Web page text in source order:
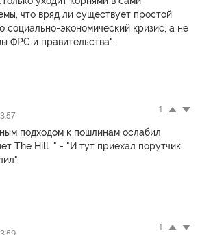
что вряд ли существует простой
социально-экономический кризис, а не
ФРС и правительства".
1
подходом к пошлинам ослабил
The Hill. " - "И тут приехал порутчик
1